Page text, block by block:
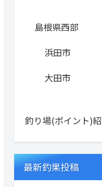
島根県西部
浜田市
大田市
釣り場(ポイント)
最新釣果投稿